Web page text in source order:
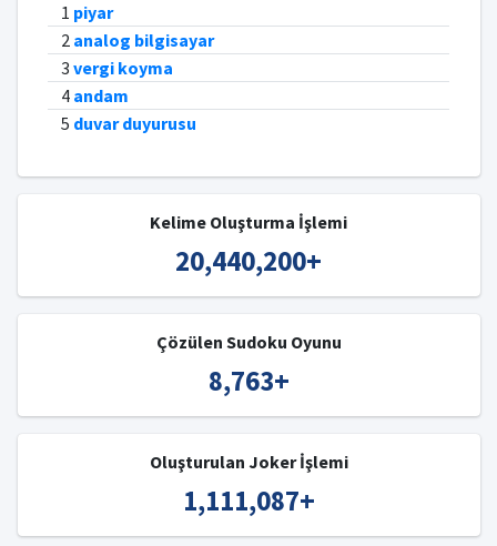
1 piyar
2 analog bilgisayar
3 vergi koyma
4 andam
5 duvar duyurusu
Kelime Oluşturma İşlemi
20,440,200+
Çözülen Sudoku Oyunu
8,763+
Oluşturulan Joker İşlemi
1,111,087+